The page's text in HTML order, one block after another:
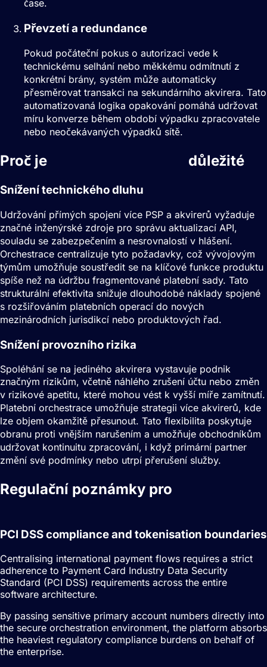
čase.
Převzetí a redundance
Pokud počáteční pokus o autorizaci vede k
technickému selhání nebo měkkému odmítnutí z
konkrétní brány, systém může automaticky
přesměrovat transakci na sekundárního akvirera. Tato
automatizovaná logika opakování pomáhá udržovat
míru konverze během období výpadku zpracovatele
nebo neočekávaných výpadků sítě.
Proč je důležité
Snížení technického dluhu
Udržování přímých spojení více PSP a akvirerů vyžaduje
značné inženýrské zdroje pro správu aktualizací API,
souladu se zabezpečením a nesrovnalostí v hlášení.
Orchestrace centralizuje tyto požadavky, což vývojovým
týmům umožňuje soustředit se na klíčové funkce produktu
spíše než na údržbu fragmentované platební sady. Tato
strukturální efektivita snižuje dlouhodobé náklady spojené
s rozšiřováním platebních operací do nových
mezinárodních jurisdikcí nebo produktových řad.
Snížení provozního rizika
Spoléhání se na jediného akvirera vystavuje podnik
značným rizikům, včetně náhlého zrušení účtu nebo změn
v rizikové apetitu, které mohou vést k vyšší míře zamítnutí.
Platební orchestrace umožňuje strategii více akvirerů, kde
lze objem okamžitě přesunout. Tato flexibilita poskytuje
obranu proti vnějším narušením a umožňuje obchodníkům
udržovat kontinuitu zpracování, i když primární partner
změní své podmínky nebo utrpí přerušení služby.
Regulační poznámky pro
PCI DSS compliance and tokenisation boundaries
Centralising international payment flows requires a strict
adherence to Payment Card Industry Data Security
Standard (PCI DSS) requirements across the entire
software architecture.
By passing sensitive primary account numbers directly into
the secure orchestration environment, the platform absorbs
the heaviest regulatory compliance burdens on behalf of
the enterprise.